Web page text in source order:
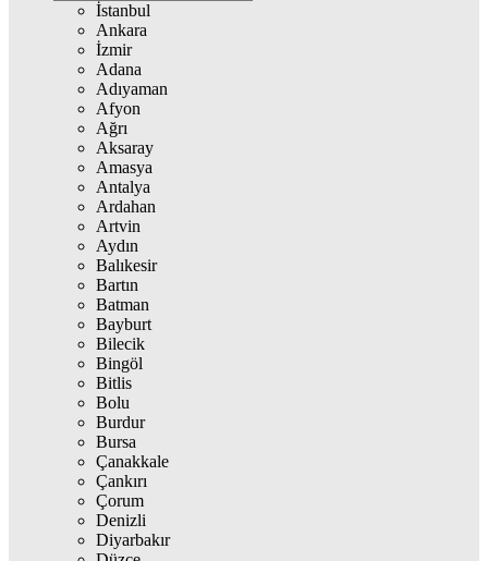
İstanbul
Ankara
İzmir
Adana
Adıyaman
Afyon
Ağrı
Aksaray
Amasya
Antalya
Ardahan
Artvin
Aydın
Balıkesir
Bartın
Batman
Bayburt
Bilecik
Bingöl
Bitlis
Bolu
Burdur
Bursa
Çanakkale
Çankırı
Çorum
Denizli
Diyarbakır